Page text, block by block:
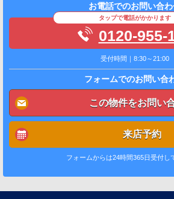
お電話でのお問い合
タップで電話がかかります
0120-955-
受付時間｜8:30～21:00
フォームでのお問い合
この物件をお問い
来店予約
フォームからは24時間365日受付し